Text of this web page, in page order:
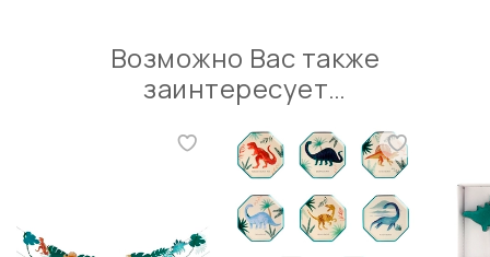
Возможно Вас также
заинтересует…